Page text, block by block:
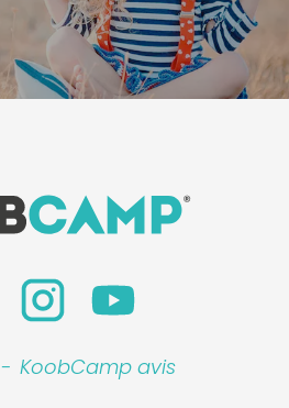
- KoobCamp avis